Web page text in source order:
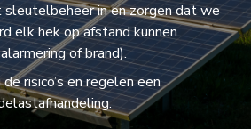
in en zorgen dat we
elk hek op afstand kunnen
of brand).
risico’s en regelen een